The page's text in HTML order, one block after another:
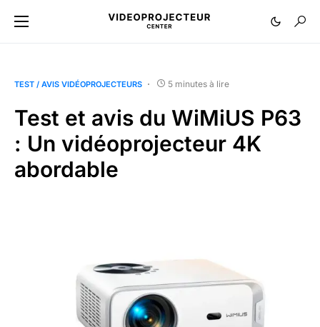
TEST / AVIS VIDÉOPROJECTEURS 5 minutes à lire
Test et avis du WiMiUS P63
: Un vidéoprojecteur 4K
abordable